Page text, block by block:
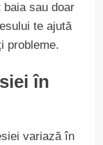
sau doar
te ajută
probleme.
în
variază în